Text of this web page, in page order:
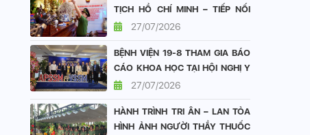
TỊCH HỒ CHÍ MINH – TIẾP NỐI
ĐẠO LÝ “UỐNG NƯỚC NHỚ
27/07/2026
BỆNH VIỆN 19-8 THAM GIA BÁO
CÁO KHOA HỌC TẠI HỘI NGHỊ Y
HỌC GIỚI TÍNH CHÂU Á - THÁI
HỌC GIỚI TÍNH VIỆT NAM
27/07/2026
HÀNH TRÌNH TRI ÂN – LAN TỎA
HÌNH ẢNH NGƯỜI THẦY THUỐC